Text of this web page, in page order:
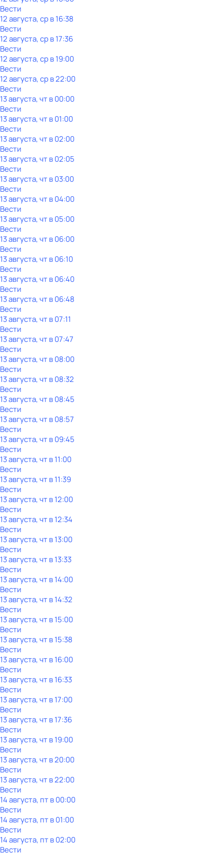
Вести
12 августа, ср в 16:38
Вести
12 августа, ср в 17:36
Вести
12 августа, ср в 19:00
Вести
12 августа, ср в 22:00
Вести
13 августа, чт в 00:00
Вести
13 августа, чт в 01:00
Вести
13 августа, чт в 02:00
Вести
13 августа, чт в 02:05
Вести
13 августа, чт в 03:00
Вести
13 августа, чт в 04:00
Вести
13 августа, чт в 05:00
Вести
13 августа, чт в 06:00
Вести
13 августа, чт в 06:10
Вести
13 августа, чт в 06:40
Вести
13 августа, чт в 06:48
Вести
13 августа, чт в 07:11
Вести
13 августа, чт в 07:47
Вести
13 августа, чт в 08:00
Вести
13 августа, чт в 08:32
Вести
13 августа, чт в 08:45
Вести
13 августа, чт в 08:57
Вести
13 августа, чт в 09:45
Вести
13 августа, чт в 11:00
Вести
13 августа, чт в 11:39
Вести
13 августа, чт в 12:00
Вести
13 августа, чт в 12:34
Вести
13 августа, чт в 13:00
Вести
13 августа, чт в 13:33
Вести
13 августа, чт в 14:00
Вести
13 августа, чт в 14:32
Вести
13 августа, чт в 15:00
Вести
13 августа, чт в 15:38
Вести
13 августа, чт в 16:00
Вести
13 августа, чт в 16:33
Вести
13 августа, чт в 17:00
Вести
13 августа, чт в 17:36
Вести
13 августа, чт в 19:00
Вести
13 августа, чт в 20:00
Вести
13 августа, чт в 22:00
Вести
14 августа, пт в 00:00
Вести
14 августа, пт в 01:00
Вести
14 августа, пт в 02:00
Вести